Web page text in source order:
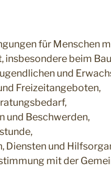
für Menschen
beim
und
Freizeitangeboten,
und Beschwerden,
Diensten und
mit der